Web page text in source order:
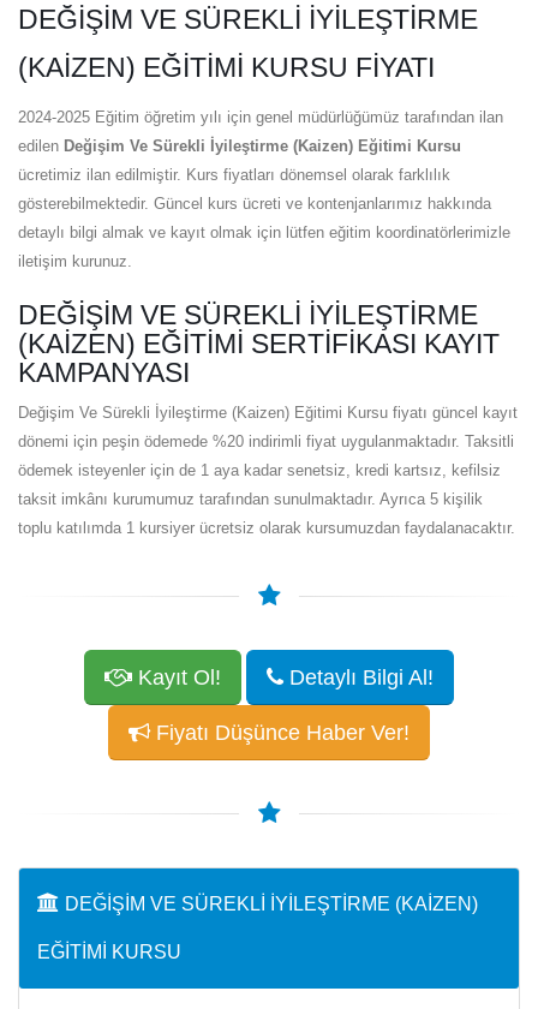
DEĞIŞIM VE SÜREKLI İYILEŞTIRME
(KAIZEN) EĞITIMI KURSU FIYATI
2024-2025 Eğitim öğretim yılı için genel müdürlüğümüz tarafından ilan
edilen Değişim Ve Sürekli İyileştirme (Kaizen) Eğitimi Kursu
ücretimiz ilan edilmiştir. Kurs fiyatları dönemsel olarak farklılık
gösterebilmektedir. Güncel kurs ücreti ve kontenjanlarımız hakkında
detaylı bilgi almak ve kayıt olmak için lütfen eğitim koordinatörlerimizle
iletişim kurunuz.
DEĞIŞIM VE SÜREKLI İYILEŞTIRME
(KAIZEN) EĞITIMI SERTIFIKASI KAYIT
KAMPANYASI
Değişim Ve Sürekli İyileştirme (Kaizen) Eğitimi Kursu fiyatı güncel kayıt
dönemi için peşin ödemede %20 indirimli fiyat uygulanmaktadır. Taksitli
ödemek isteyenler için de 1 aya kadar senetsiz, kredi kartsız, kefilsiz
taksit imkânı kurumumuz tarafından sunulmaktadır. Ayrıca 5 kişilik
toplu katılımda 1 kursiyer ücretsiz olarak kursumuzdan faydalanacaktır.
Kayıt Ol! Detaylı Bilgi Al!
Fiyatı Düşünce Haber Ver!
DEĞIŞIM VE SÜREKLI İYILEŞTIRME (KAIZEN)
EĞITIMI KURSU